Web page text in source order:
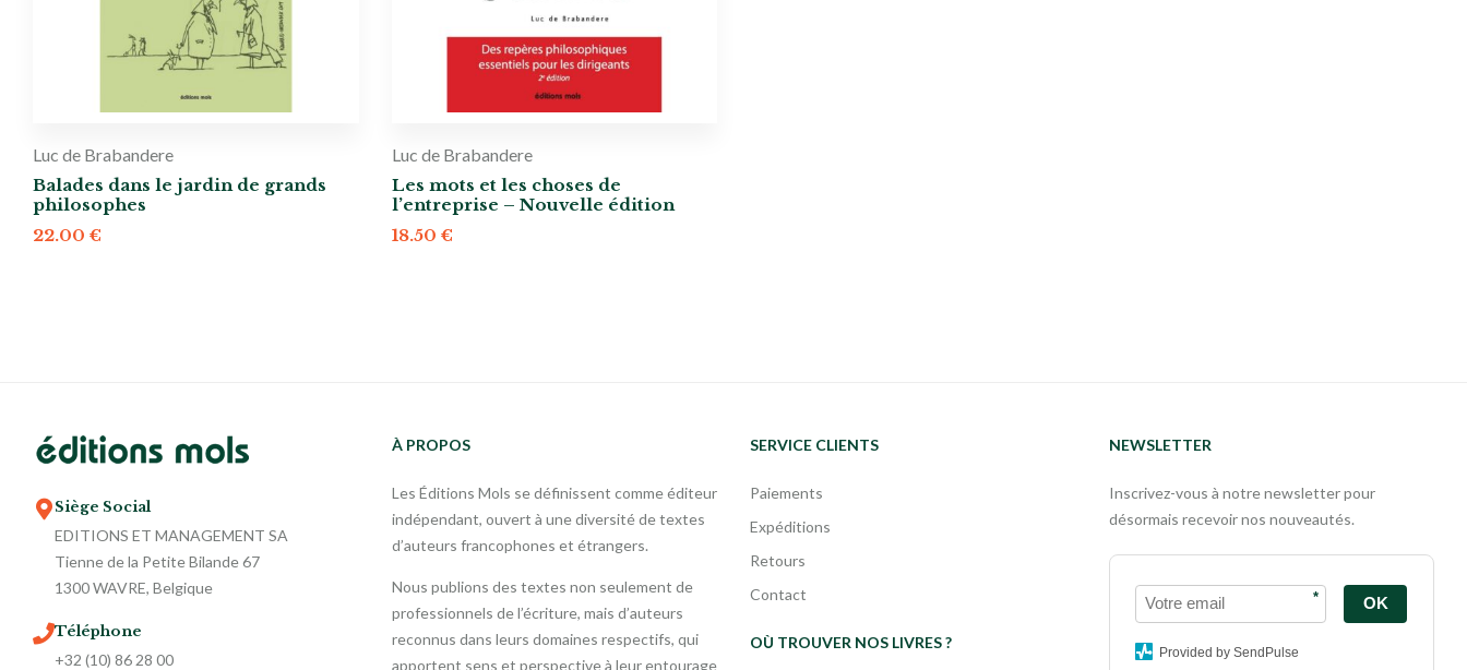
Luc de Brabandere
Balades dans le jardin de grands
philosophes
22.00 €
Luc de Brabandere
Les mots et les choses de
l’entreprise – Nouvelle édition
18.50 €
Siège Social
EDITIONS ET MANAGEMENT SA
Tienne de la Petite Bilande 67
1300 WAVRE, Belgique
Téléphone
+32 (10) 86 28 00
À PROPOS
Les Éditions Mols se définissent comme éditeur
indépendant, ouvert à une diversité de textes
d’auteurs francophones et étrangers.
Nous publions des textes non seulement de
professionnels de l’écriture, mais d’auteurs
reconnus dans leurs domaines respectifs, qui
apportent sens et perspective à leur entourage
SERVICE CLIENTS
Paiements
Expéditions
Retours
Contact
OÙ TROUVER NOS LIVRES ?
NEWSLETTER
Inscrivez-vous à notre newsletter pour
désormais recevoir nos nouveautés.
* OK
Provided by SendPulse